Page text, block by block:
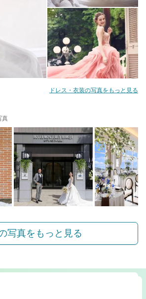
ドレス・衣装の写真をもっと見る
真
写真をもっと見る